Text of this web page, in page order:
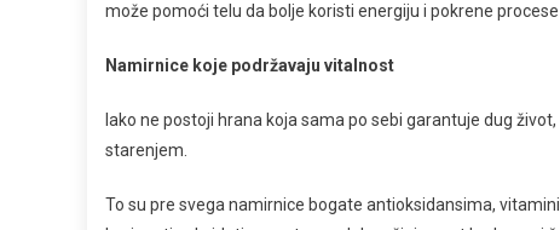
može pomoći telu da bolje koristi energiju i pokrene procese
Namirnice koje podržavaju vitalnost
Iako ne postoji hrana koja sama po sebi garantuje dug
starenjem.
To su pre svega namirnice bogate antioksidansima,